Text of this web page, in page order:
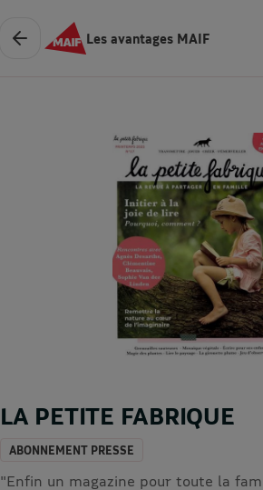
Les avantages MAIF
LA PETITE FABRIQUE
ABONNEMENT PRESSE
"Enfin un magazine pour toute la